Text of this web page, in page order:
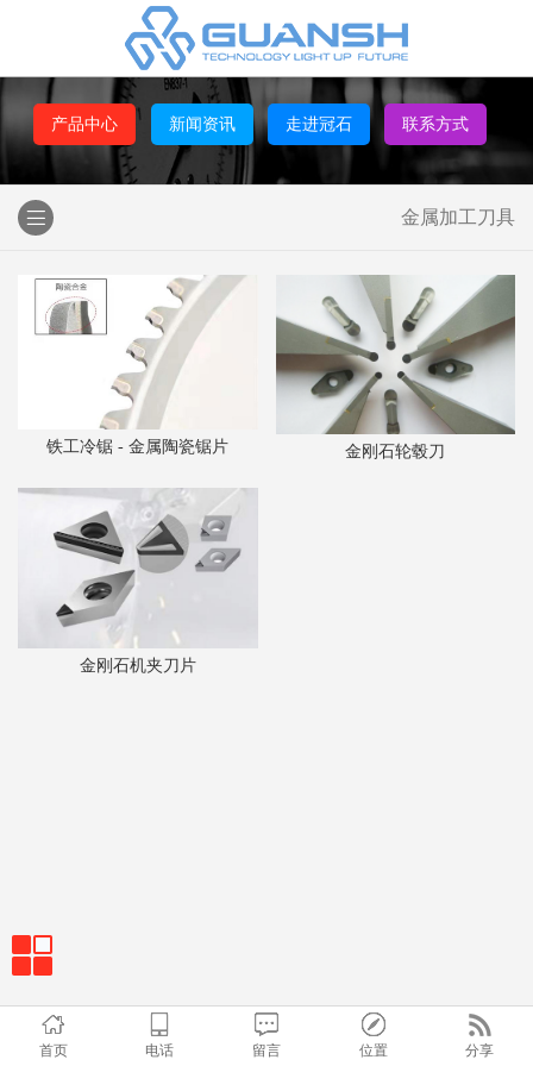
产品中心 新闻资讯 走进冠石 联系方式
金属加工刀具
铁工冷锯 - 金属陶瓷锯片 金刚石轮毂刀
金刚石机夹刀片
首页 电话 留言 位置 分享